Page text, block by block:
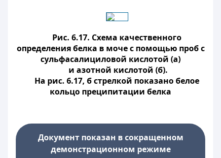
Рис. 6.17. Схема качественного
определения белка в моче с помощью проб с
сульфасалициловой кислотой (а)
и азотной кислотой (б).
На рис. 6.17, б стрелкой показано белое
кольцо преципитации белка
Документ показан в сокращенном
демонстрационном режиме